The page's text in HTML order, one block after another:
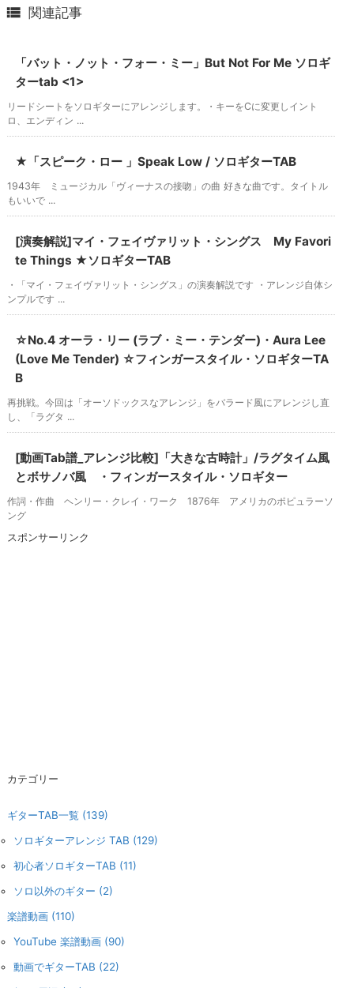
 関連記事
「バット・ノット・フォー・ミー」But Not For Me ソロギ
ターtab <1>
リードシートをソロギターにアレンジします。・キーをCに変更しイント
ロ、エンディン ...
★「スピーク・ロー 」Speak Low / ソロギターTAB
1943年 ミュージカル「ヴィーナスの接吻」の曲 好きな曲です。タイトル
もいいで ...
[演奏解説]マイ・フェイヴァリット・シングス My Favori
te Things ★ソロギターTAB
・「マイ・フェイヴァリット・シングス」の演奏解説です ・アレンジ自体シ
ンプルです ...
☆No.4 オーラ・リー (ラブ・ミー・テンダー)・Aura Lee
(Love Me Tender) ☆フィンガースタイル・ソロギターTA
B
再挑戦。今回は「オーソドックスなアレンジ」をバラード風にアレンジし直
し、「ラグタ ...
[動画Tab譜_アレンジ比較]「大きな古時計」/ラグタイム風
とボサノバ風 ・フィンガースタイル・ソロギター
作詞・作曲 ヘンリー・クレイ・ワーク 1876年 アメリカのポピュラーソ
ング
スポンサーリンク
カテゴリー
ギターTAB一覧 (139)
ソロギターアレンジ TAB (129)
初心者ソロギターTAB (11)
ソロ以外のギター (2)
楽譜動画 (110)
YouTube 楽譜動画 (90)
動画でギターTAB (22)